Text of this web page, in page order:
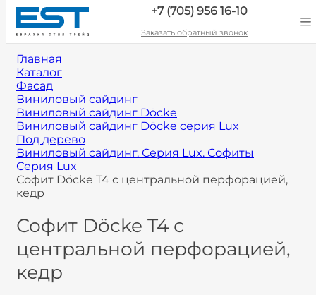
+7 (705) 956 16-10
Заказать обратный звонок
Главная
Каталог
Фасад
Виниловый сайдинг
Виниловый сайдинг Döcke
Виниловый сайдинг Döcke cерия Lux
Под дерево
Виниловый сайдинг. Серия Lux. Софиты
Серия Lux
Софит Döcke T4 с центральной перфорацией,
кедр
Софит Döcke T4 с
центральной перфорацией,
кедр